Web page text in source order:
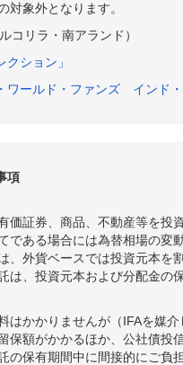
対象外となります。
コリラ・南アランド）
ション」
ワールド・ファンズ インド
項
価証券、商品、不動産等を
である場合には為替相場の
、外貨ベースでは投資元本
は、投資元本および分配金の
はかかりませんが（IFAを媒
保額がかかるほか、公社債
の保有期間中に間接的にご